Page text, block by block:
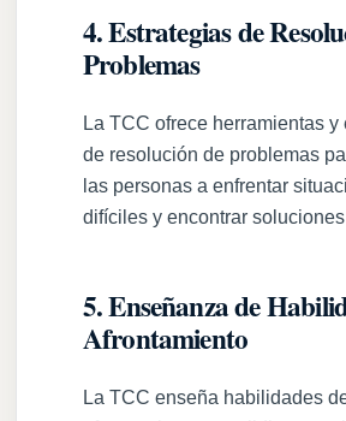
4. Estrategias de
Problemas
La TCC ofrece herramientas y
de resolución de problemas
las personas a enfrentar
difíciles y encontrar
5. Enseñanza de
Afrontamiento
La TCC enseña habilidades